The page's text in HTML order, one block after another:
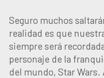
Seguro muchos
realidad es que
siempre será
personaje de la
del mundo, Star Wars.